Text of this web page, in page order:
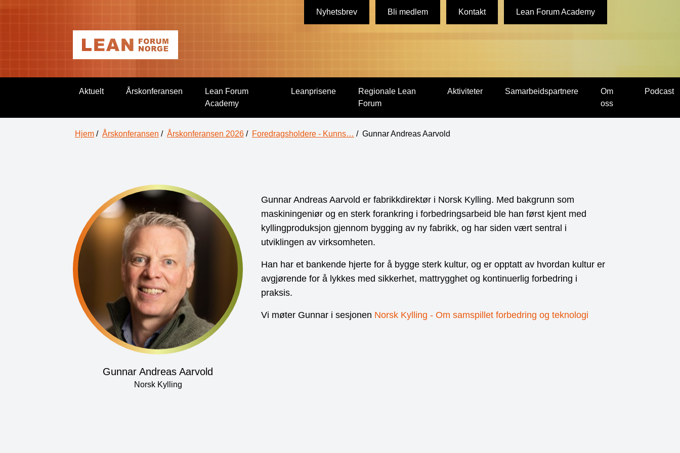
Nyhetsbrev Bli medlem Kontakt Lean Forum Academy
Aktuelt Årskonferansen
Lean Forum
Academy
Leanprisene
Regionale Lean
Forum
Aktiviteter Samarbeidspartnere
Om
oss
Podcast
Hjem / Årskonferansen / Årskonferansen 2026 / Foredragsholdere - Kunns… / Gunnar Andreas Aarvold
Gunnar Andreas Aarvold
Norsk Kylling
Gunnar Andreas Aarvold er fabrikkdirektør i Norsk Kylling. Med bakgrunn som
maskiningeniør og en sterk forankring i forbedringsarbeid ble han først kjent med
kyllingproduksjon gjennom bygging av ny fabrikk, og har siden vært sentral i
utviklingen av virksomheten.
Han har et bankende hjerte for å bygge sterk kultur, og er opptatt av hvordan kultur er
avgjørende for å lykkes med sikkerhet, mattrygghet og kontinuerlig forbedring i
praksis.
Vi møter Gunnar i sesjonen Norsk Kylling - Om samspillet forbedring og teknologi